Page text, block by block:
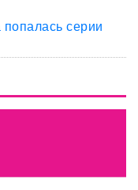
попалась серии